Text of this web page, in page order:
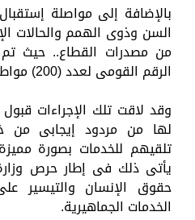
بالإضافة إلى مواصلة إستقبال
السن وذوى الهمم والحالات
من مصدرات القطاع.. حيث تم
الرقم القومى لعدد (200) مواطن ومواطنة.
وقد لاقت تلك الإجراءات
لها من مردود إيجابى من
تلقيهم للخدمات بصورة
يأتى ذلك فى إطار حرص
حقوق الإنسان والتيسير
الخدمات الجماهيرية.